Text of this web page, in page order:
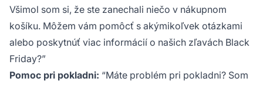
Všimol som si, že ste zanechali niečo v nákupnom
košíku. Môžem vám pomôcť s akýmikoľvek otázkami
alebo poskytnúť viac informácií o našich zľavách Black
Friday?”
Pomoc pri pokladni: “Máte problém pri pokladni? Som